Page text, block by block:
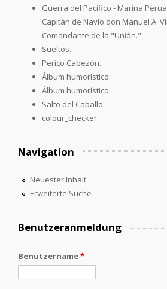
Guerra del Pacífico - Marina
Capitán de Navío don Manuel A.
Comandante de la "Unión."
Sueltos.
Perico Cabezón.
Álbum humorístico.
Álbum humorístico.
Salto del Caballo.
colour_checker
Navigation
Neuester Inhalt
Erweiterte Suche
Benutzeranmeldung
Benutzername*